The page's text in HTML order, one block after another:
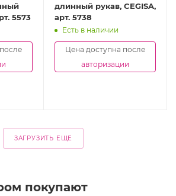
5573
длинный рукав, CEGISA,
арт. 5738
Есть в наличии
Цена доступна после
авторизации
ЗАГРУЗИТЬ ЕЩЕ
покупают